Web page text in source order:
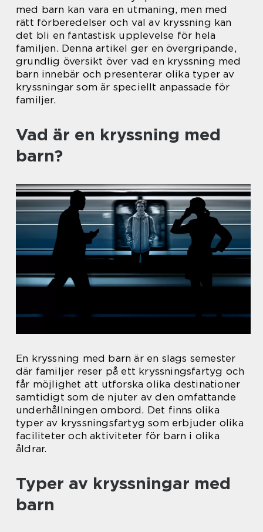
med barn kan vara en utmaning, men med
rätt förberedelser och val av kryssning kan
det bli en fantastisk upplevelse för hela
familjen. Denna artikel ger en övergripande,
grundlig översikt över vad en kryssning med
barn innebär och presenterar olika typer av
kryssningar som är speciellt anpassade för
familjer.
Vad är en kryssning med
barn?
En kryssning med barn är en slags semester
där familjer reser på ett kryssningsfartyg och
får möjlighet att utforska olika destinationer
samtidigt som de njuter av den omfattande
underhållningen ombord. Det finns olika
typer av kryssningsfartyg som erbjuder olika
faciliteter och aktiviteter för barn i olika
åldrar.
Typer av kryssningar med
barn